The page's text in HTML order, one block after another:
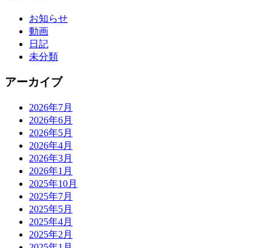
お知らせ
動画
日記
未分類
アーカイブ
2026年7月
2026年6月
2026年5月
2026年4月
2026年3月
2026年1月
2025年10月
2025年7月
2025年5月
2025年4月
2025年2月